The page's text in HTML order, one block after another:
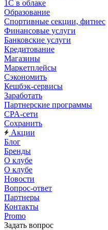
1С в облаке
Образование
Спортивные секции, фитнес
Финансовые услуги
Банковские услуги
Кредитование
Магазины
Маркетплейсы
Сэкономить
Кешбэк-сервисы
Заработать
Партнерские программы
CPA-сети
Сохранить
Акции
Блог
Бренды
О клубе
О клубе
Новости
Вопрос-ответ
Партнеры
Контакты
Promo
Задать вопрос